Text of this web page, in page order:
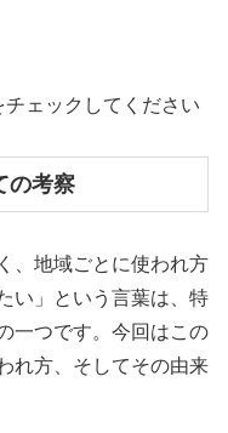
ェックしてください
の考察
、地域ごとに使われ方
い」という言葉は、特
一つです。今回はこの
れ方、そしてその由来